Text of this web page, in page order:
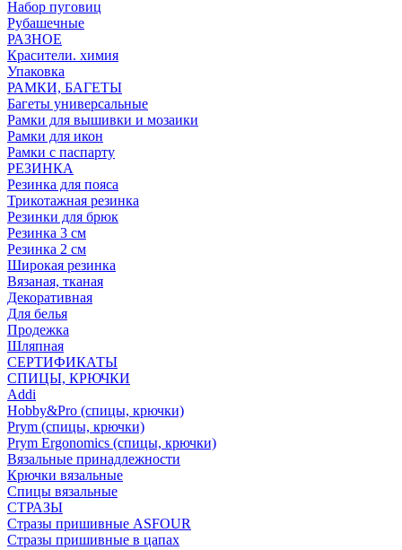
Набор пуговиц
Рубашечные
РАЗНОЕ
Красители. химия
Упаковка
РАМКИ, БАГЕТЫ
Багеты универсальные
Рамки для вышивки и мозаики
Рамки для икон
Рамки с паспарту
РЕЗИНКА
Резинка для пояса
Трикотажная резинка
Резинки для брюк
Резинка 3 см
Резинка 2 см
Широкая резинка
Вязаная, тканая
Декоративная
Для белья
Продежка
Шляпная
СЕРТИФИКАТЫ
СПИЦЫ, КРЮЧКИ
Addi
Hobby&Pro (спицы, крючки)
Prym (спицы, крючки)
Prym Ergonomics (спицы, крючки)
Вязальные принадлежности
Крючки вязальные
Спицы вязальные
СТРАЗЫ
Стразы пришивные ASFOUR
Стразы пришивные в цапах